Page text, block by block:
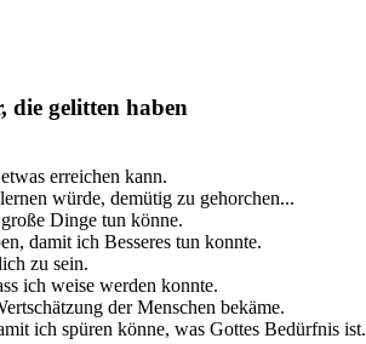
die gelitten haben
erreichen kann.
würde, demütig zu gehorchen...
Dinge tun könne.
damit ich Besseres tun konnte.
zu sein.
ich weise werden konnte.
der Menschen bekäme.
ich spüren könne, was Gottes Bedürfnis ist.